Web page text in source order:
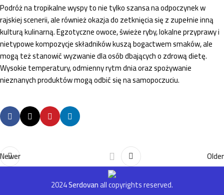
Podróż na tropikalne wyspy to nie tylko szansa na odpoczynek w
rajskiej scenerii, ale również okazja do zetknięcia się z zupełnie inną
kulturą kulinarną. Egzotyczne owoce, świeże ryby, lokalne przyprawy i
nietypowe kompozycje składników kuszą bogactwem smaków, ale
mogą też stanowić wyzwanie dla osób dbających o zdrową dietę.
Wysokie temperatury, odmienny rytm dnia oraz spożywanie
nieznanych produktów mogą odbić się na samopoczuciu.
Newer
Older
2024Serdovanall copyrights reserved.